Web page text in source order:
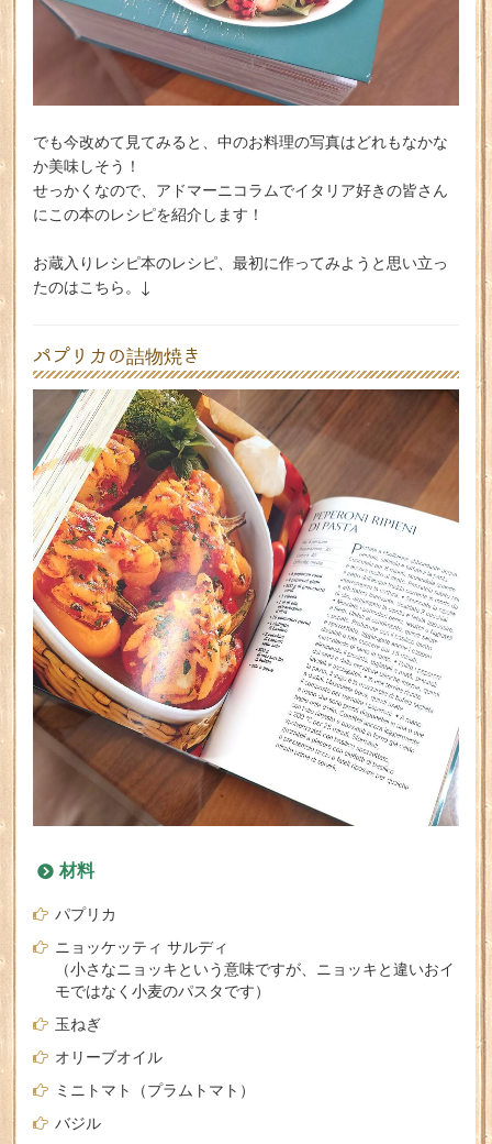
でも今改めて見てみると、中のお料理の写真はどれもなかな
か美味しそう！
せっかくなので、アドマーニコラムでイタリア好きの皆さん
にこの本のレシピを紹介します！
お蔵入りレシピ本のレシピ、最初に作ってみようと思い立っ
たのはこちら。↓
パプリカの詰物焼き
材料
パプリカ
ニョッケッティ サルディ
（小さなニョッキという意味ですが、ニョッキと違いおイ
モではなく小麦のパスタです）
玉ねぎ
オリーブオイル
ミニトマト（プラムトマト）
バジル